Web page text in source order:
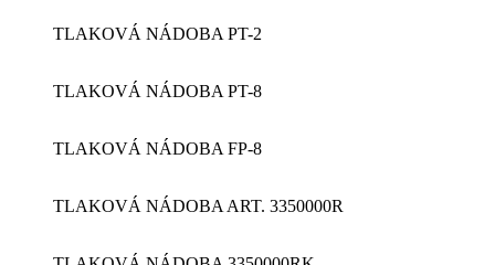
TLAKOVÁ NÁDOBA PT-2
TLAKOVÁ NÁDOBA PT-8
TLAKOVÁ NÁDOBA FP-8
TLAKOVÁ NÁDOBA ART. 3350000R